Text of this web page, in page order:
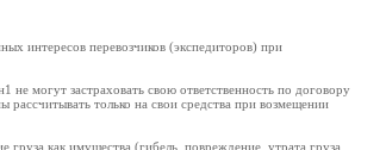
интересов перевозчиков (экспедиторов) при
могут застраховать свою ответственность по договору
только на свои средства при возмещении
как имущества (гибель, повреждение, утрата груза